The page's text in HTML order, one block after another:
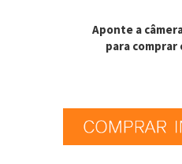
Aponte a
para comprar